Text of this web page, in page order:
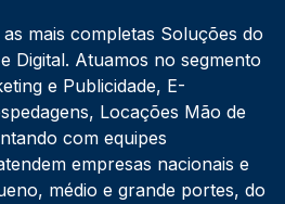
mais completas Soluções do
Digital. Atuamos no segmento
e Publicidade, E-
Locações Mão de
com equipes
empresas nacionais e
médio e grande portes, do